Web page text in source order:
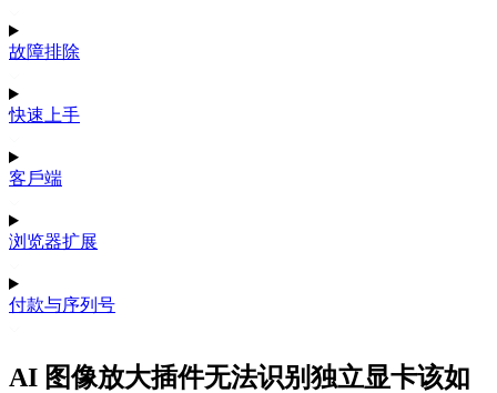
故障排除
快速上手
客戶端
浏览器扩展
付款与序列号
AI 图像放大插件无法识别独立显卡该如